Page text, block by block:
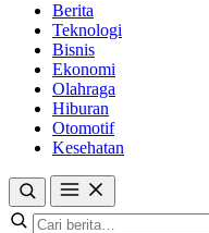
Berita
Teknologi
Bisnis
Ekonomi
Olahraga
Hiburan
Otomotif
Kesehatan